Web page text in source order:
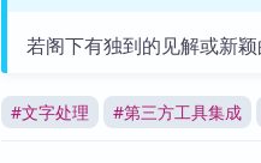
若阁下有独到的见解或新
#文字处理 #第三方工具集成